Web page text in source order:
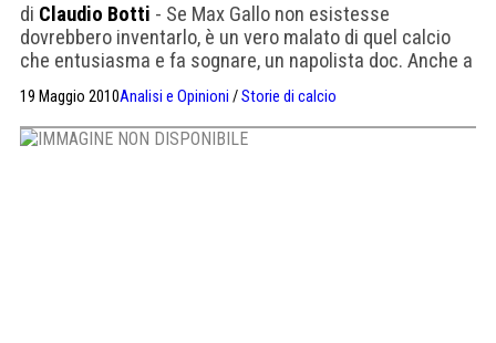
di Claudio Botti - Se Max Gallo non esistesse
dovrebbero inventarlo, è un vero malato di quel calcio
che entusiasma e fa sognare, un napolista doc. Anche a
personaggi di un calcio omologato, convenzionale ed
ambiguo, pieno di ipocriti e di opportunisti. Un mondo
maleodorante dall’apparenza dorata, decantato solo dai
19 Maggio 2010Analisi e Opinioni /Storie di calcio